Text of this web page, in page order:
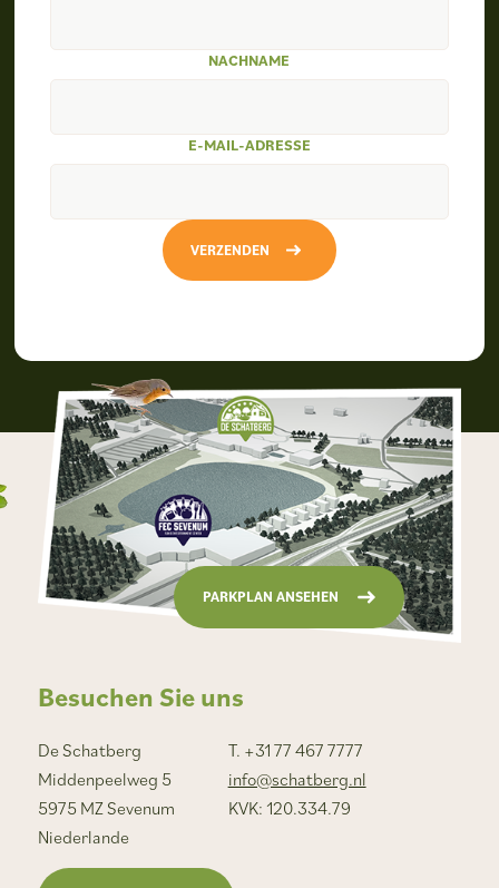
NACHNAME
E-MAIL-ADRESSE
VERZENDEN
Besuchen Sie uns
De Schatberg
Middenpeelweg 5
5975 MZ Sevenum
Niederlande
T. +31 77 467 7777
info@schatberg.nl
KVK: 120.334.79
PARKPLAN ANSEHEN